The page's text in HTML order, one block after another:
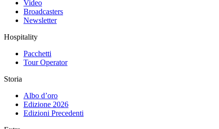
Video
Broadcasters
Newsletter
Hospitality
Pacchetti
Tour Operator
Storia
Albo d’oro
Edizione 2026
Edizioni Precedenti